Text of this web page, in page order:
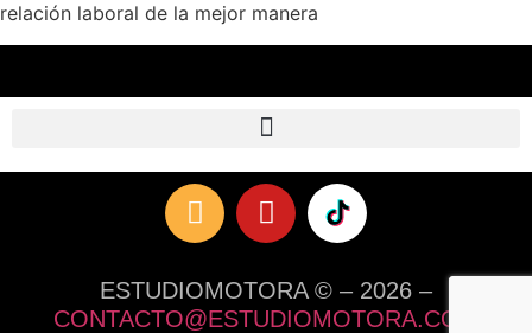
relación laboral de la mejor manera
ESTUDIOMOTORA © – 2026 –
CONTACTO@ESTUDIOMOTORA.COM